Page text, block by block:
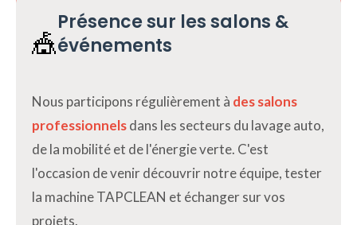
🎪
Présence sur les salons &
événements
Nous participons régulièrement à des salons
professionnelsdans les secteurs du lavage auto,
de la mobilité et de l'énergie verte. C'est
l'occasion de venir découvrir notre équipe, tester
la machine TAPCLEAN et échanger sur vos
projets.